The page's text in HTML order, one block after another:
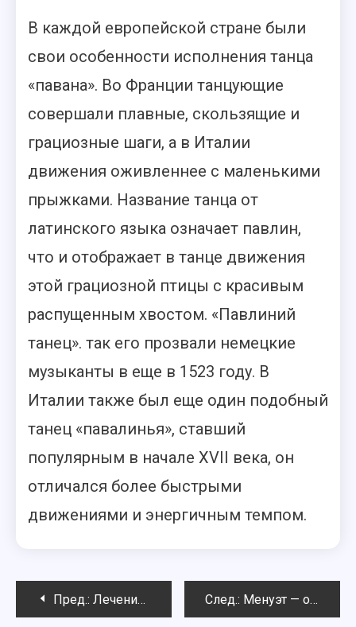
В каждой европейской стране были
свои особенности исполнения танца
«павана». Во Франции танцующие
совершали плавные, скользящие и
грациозные шаги, а в Италии
движения оживленнее с маленькими
прыжками. Название танца от
латинского языка означает павлин,
что и отображает в танце движения
этой грациозной птицы с красивым
распущенным хвостом. «Павлиний
танец». так его прозвали немецкие
музыканты в еще в 1523 году. В
Италии также был еще один подобный
танец «павалинья», ставший
популярным в начале XVII века, он
отличался более быстрыми
движениями и энергичным темпом.
Навигация
Пред.: Лечение танцем: движение – сила! След.: Менуэт — описание танца